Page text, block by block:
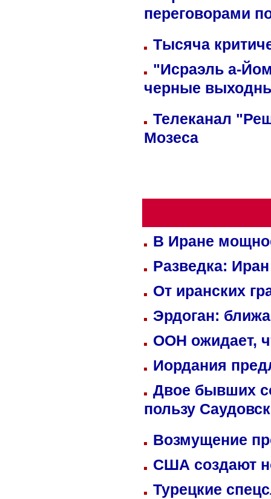
переговорами
Тысяча
"Исраэль а-
черные
Телеканал
Мозеса
В Иране
Разведка:
От иранских
Эрдоган:
ООН ожидает,
Иордания
Двое бывших
пользу
Возмущение
США создают
Турецкие